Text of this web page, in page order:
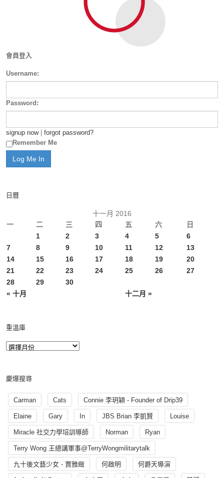
會員登入
Username:
Password:
signup now| forgot password?
Remember Me
日曆
十一月 2016
一
二 三 四 五 六 日
« 十月 十二月 »
1 2 3 4 5
6
7
8 9 10 11 12
13
14
15 16 17 18 19
20
21
22 23 24 25 26
27
28
29 30
重溫庫
慶爆搜尋
Carman Cats Connie 李玥穎 - Founder of Drip39
Elaine Gary In JBS Brian 李凱賢 Louise
Miracle 社交力學培訓導師 Norman Ryan
Terry Wong 王總講軍事@TerryWongmilitarytalk
九十後文藝少女 - 賈雅緻 何啟明 何爵天導演